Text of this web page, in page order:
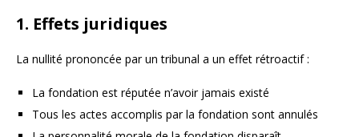
1. Effets juridiques
La nullité prononcée par un tribunal a un effet rétroactif :
La fondation est réputée n’avoir jamais existé
Tous les actes accomplis par la fondation sont annulés